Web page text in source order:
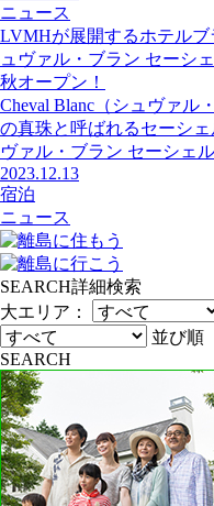
ニュース
LVMHが展開するホテルブ
ュヴァル・ブラン セーシ
秋オープン！
Cheval Blanc（シュヴァル
の真珠と呼ばれるセーシェ
ヴァル・ブラン セーシェ
2023.12.13
宿泊
ニュース
SEARCH詳細検索
大エリア：
並び順
SEARCH